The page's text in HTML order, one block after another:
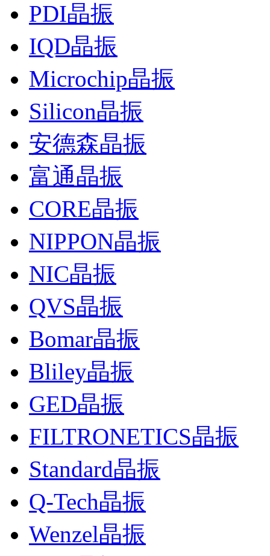
PDI晶振
IQD晶振
Microchip晶振
Silicon晶振
安德森晶振
富通晶振
CORE晶振
NIPPON晶振
NIC晶振
QVS晶振
Bomar晶振
Bliley晶振
GED晶振
FILTRONETICS晶振
Standard晶振
Q-Tech晶振
Wenzel晶振